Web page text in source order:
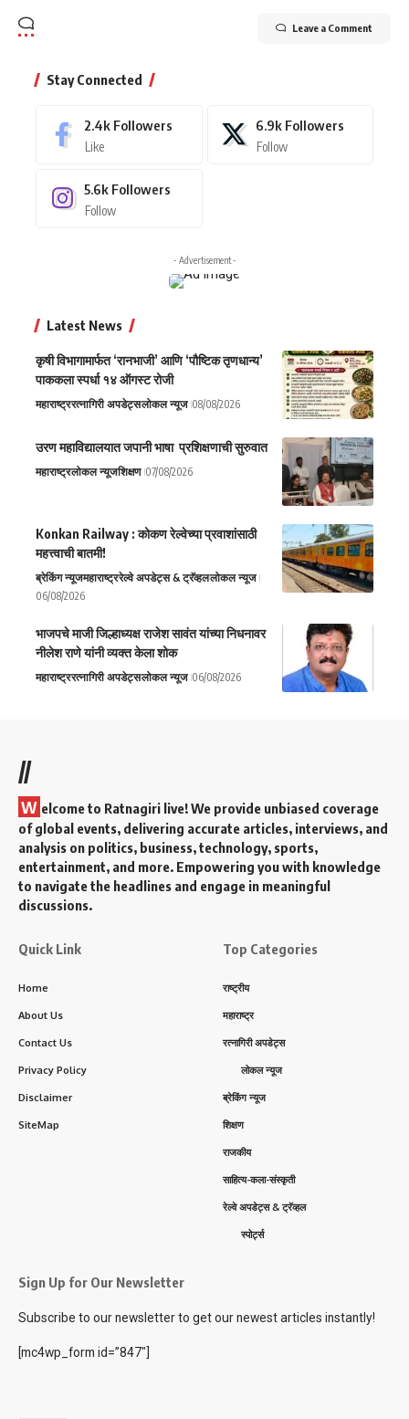
Leave a Comment
Stay Connected
2.4k Followers
Like
6.9k Followers
Follow
5.6k Followers
Follow
- Advertisement -
Latest News
कृषी विभागामार्फत ‘रानभाजी’ आणि ‘पौष्टिक तृणधान्य’
पाककला स्पर्धा १४ ऑगस्ट रोजी
महाराष्ट्ररत्नागिरी अपडेट्सलोकल न्यूज 08/08/2026
उरण महाविद्यालयात जपानी भाषा प्रशिक्षणाची सुरुवात
महाराष्ट्रलोकल न्यूजशिक्षण 07/08/2026
Konkan Railway : कोकण रेल्वेच्या प्रवाशांसाठी
महत्त्वाची बातमी!
ब्रेकिंग न्यूजमहाराष्ट्ररेल्वे अपडेट्स & ट्रॅव्हललोकल न्यूज
06/08/2026
भाजपचे माजी जिल्हाध्यक्ष राजेश सावंत यांच्या निधनावर
नीलेश राणे यांनी व्यक्त केला शोक
महाराष्ट्ररत्नागिरी अपडेट्सलोकल न्यूज 06/08/2026
//
W elcome to Ratnagiri live! We provide unbiased coverage
of global events, delivering accurate articles, interviews, and
analysis on politics, business, technology, sports,
entertainment, and more. Empowering you with knowledge
to navigate the headlines and engage in meaningful
discussions.
Quick Link
Home
About Us
Contact Us
Privacy Policy
Disclaimer
SiteMap
Top Categories
राष्ट्रीय
महाराष्ट्र
रत्नागिरी अपडेट्स
लोकल न्यूज
ब्रेकिंग न्यूज
शिक्षण
राजकीय
साहित्य-कला-संस्कृती
रेल्वे अपडेट्स & ट्रॅव्हल
स्पोर्ट्स
Sign Up for Our Newsletter
Subscribe to our newsletter to get our newest articles instantly!
[mc4wp_form id=”847″]